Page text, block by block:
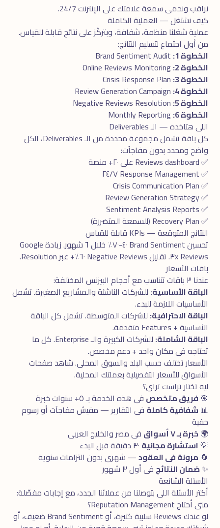
نراقب ونحمى سمعة علامتك على الإنترنت 24/7.
كيف نشتغل — العملية الكاملة
عملية شغلنا منظمة، شفافة، وبتركّز على نتائج قابلة للقياس.
من أول اجتماع لتسليم النتائج:
الخطوة 1:
الخطوة 2:
الخطوة 3:
الخطوة 4:
الخطوة 5:
الخطوة 6:
اللى هتاخده — الـ Deliverables
كل باقة تشمل مجموعة محددة من الـ Deliverables، الكل
واضح ومحدد بدون مفاجآت:
✅ Reviews dashboard على ٢٠+ منصة
✅ Response Management ٢٤/٧
✅ Crisis Communication Plan
✅ Review Generation Strategy
✅ Sentiment Analysis Reports
✅ Recovery Plan (للسمعة المتضررة)
النتائج المتوقعة — KPIs قابلة للقياس
تحسين Brand Sentiment ٤٠-٧٠٪ خلال ٦ شهور. زيادة Google
Reviews ٣x. تقليل Negative Reviews ٦٠٪+ عبر Resolution.
باقات الأسعار
عندنا ٣ باقات تتناسب مع أحجام البيزنس المختلفة:
الباقة الأساسية: للشركات الناشئة والمشاريع الصغيرة. تشمل
الأساسيات اللازمة للبدء.
الباقة الاحترافية: للشركات المتوسطة. تشمل كل الباقة
الأساسية + Features متقدمة.
الباقة الشاملة:
للشركات الكبيرة والـ Enterprise. كل ما
تحتاجه فى مكان واحد + دعم مخصص.
الأسعار تختلف حسب البلد والسوق المحلى. شاهد صفحات
الأسواقللأسعار التفصيلية بعملتك المحلية.
ليه تختار تراست تراى؟
🎯 فريق متخصص فى هذه الخدمة بـ ٥+ سنوات خبرة
📊 شفافية كاملة فى التقارير — مفيش مفاجآت أو رسوم
خفية
🌍خبرة بـ ٧ أسواق
فى مصر والخليج العربى
💡استشارة مجانية
🔄 مرونة فى العقود— شهرى بدون التزامات سنوية
✨ضمان النتائج فى أول ٣ شهور
الأسئلة الشائعة
أكتر الأسئلة اللى بتوصلنا من عملائنا الجدد، مع إجابات مفصّلة:
متى أحتاج Reputation Management؟
لو عندك Reviews سلبية كتيرة، أو Brand Sentiment ضعيف، أو